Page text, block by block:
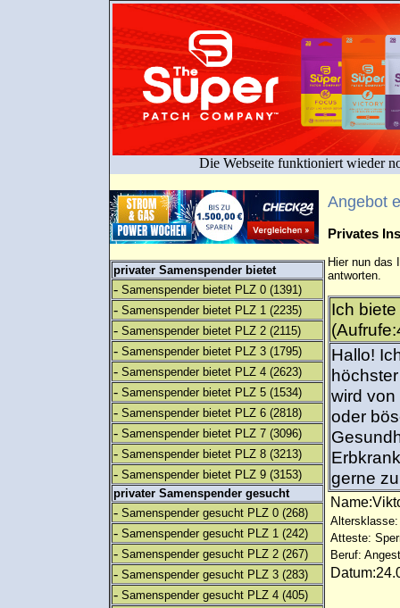
Die Webseite funktioniert wieder
privater Samenspender bietet
- Samenspender bietet PLZ 0 (1391)
- Samenspender bietet PLZ 1 (2235)
- Samenspender bietet PLZ 2 (2115)
- Samenspender bietet PLZ 3 (1795)
- Samenspender bietet PLZ 4 (2623)
- Samenspender bietet PLZ 5 (1534)
- Samenspender bietet PLZ 6 (2818)
- Samenspender bietet PLZ 7 (3096)
- Samenspender bietet PLZ 8 (3213)
- Samenspender bietet PLZ 9 (3153)
privater Samenspender gesucht
- Samenspender gesucht PLZ 0 (268)
- Samenspender gesucht PLZ 1 (242)
- Samenspender gesucht PLZ 2 (267)
- Samenspender gesucht PLZ 3 (283)
- Samenspender gesucht PLZ 4 (405)
Angebot
Privates
Hier nun das
antworten.
Ich
Hallo!
wird von
oder
gerne
Altersklasse:
Atteste:
Beruf: